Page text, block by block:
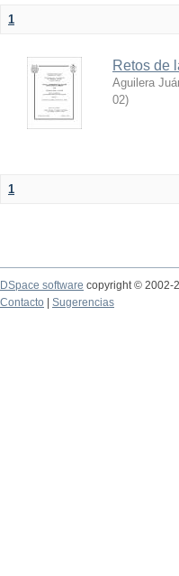
1
Retos de
Aguilera
02)
1
DSpace software copyright © 2002-
Contacto
Sugerencias